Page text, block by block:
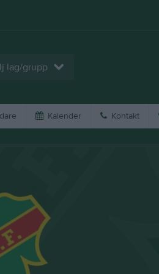
lag/grupp
Kalender Kontakt